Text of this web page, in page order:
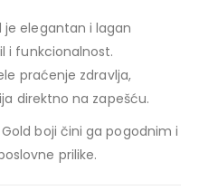
je elegantan i lagan
i funkcionalnost.
praćenje zdravlja,
direktno na zapešću.
boji čini ga pogodnim i
prilike.